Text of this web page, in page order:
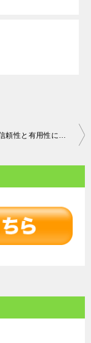
検索結果の信頼性と有用性に関する考察